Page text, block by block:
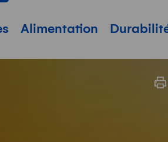
Alimentation